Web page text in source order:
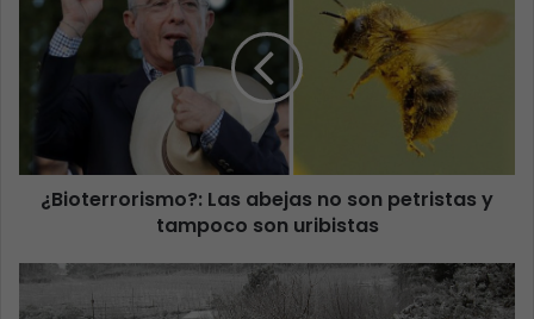
¿Bioterrorismo?: Las abejas no son petristas y
tampoco son uribistas